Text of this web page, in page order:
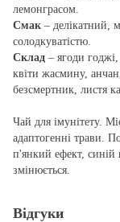
лемонграсом.
Смак – делiкатний,
солодкуватiстю.
Склад – ягоди годжi,
квiти жасмину,
безсмертник, листя
Чай для iмунiтету.
адаптогеннi трави.
п'янкий ефект, синiй
змiнюється.
Відгуки